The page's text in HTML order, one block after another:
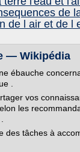
de
de l air et de l
— Wikipédia
ébauche
.
vos
les
des tâches à